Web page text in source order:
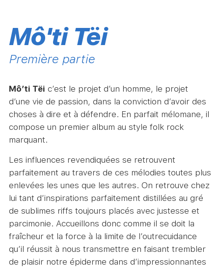
Mô'ti Tëi
Première partie
Mô’ti Tëi c’est le projet d’un homme, le projet
d’une vie de passion, dans la conviction d’avoir des
choses à dire et à défendre. En parfait mélomane, il
compose un premier album au style folk rock
marquant.
Les influences revendiquées se retrouvent
parfaitement au travers de ces mélodies toutes plus
enlevées les unes que les autres. On retrouve chez
lui tant d’inspirations parfaitement distillées au gré
de sublimes riffs toujours placés avec justesse et
parcimonie. Accueillons donc comme il se doit la
fraîcheur et la force à la limite de l’outrecuidance
qu’il réussit à nous transmettre en faisant trembler
de plaisir notre épiderme dans d’impressionnantes